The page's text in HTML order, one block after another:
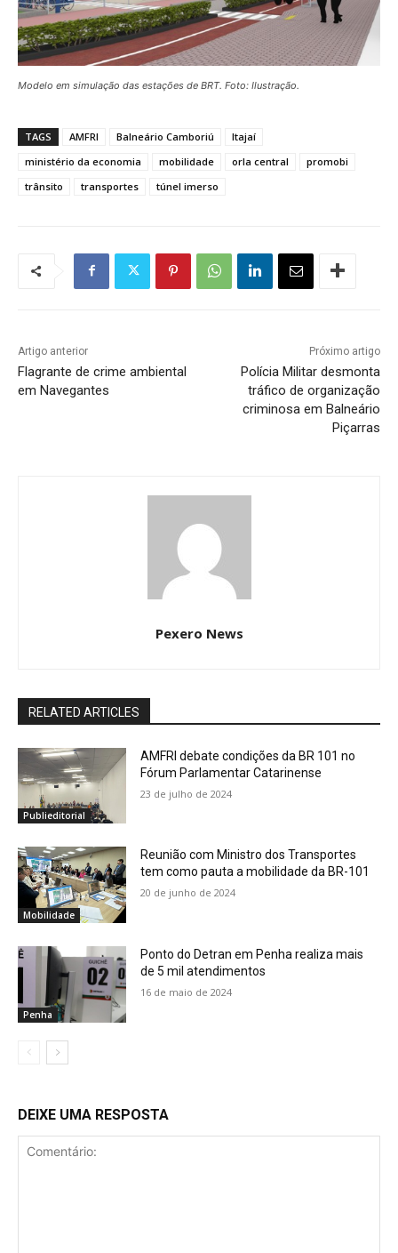
Modelo em simulação das estações de BRT. Foto: Ilustração.
TAGS AMFRI Balneário Camboriú
Itajaí
ministério da economia
mobilidade orla central
promobi
trânsito
transportes túnel imerso
Artigo anterior
Flagrante de crime ambiental
em Navegantes
Próximo artigo
Polícia Militar desmonta
tráfico de organização
criminosa em Balneário
Piçarras
Pexero News
RELATED ARTICLES
Publieditorial
AMFRI debate condições da BR 101 no
Fórum Parlamentar Catarinense
23 de julho de 2024
Mobilidade
Reunião com Ministro dos Transportes
tem como pauta a mobilidade da BR-101
20 de junho de 2024
Penha
Ponto do Detran em Penha realiza mais
de 5 mil atendimentos
16 de maio de 2024
DEIXE UMA RESPOSTA